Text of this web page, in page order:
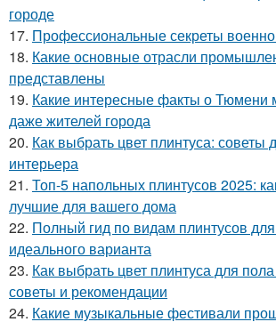
городе
17. Профессиональные секреты
18. Какие основные отрасли
представлены
19. Какие интересные факты о Тюмени
даже жителей города
20. Как выбрать цвет плинтуса: советы
интерьера
21. Топ-5 напольных плинтусов 2025:
лучшие для вашего дома
22. Полный гид по видам плинтусов
идеального варианта
23. Как выбрать цвет плинтуса для
советы и рекомендации
24. Какие музыкальные фестивали